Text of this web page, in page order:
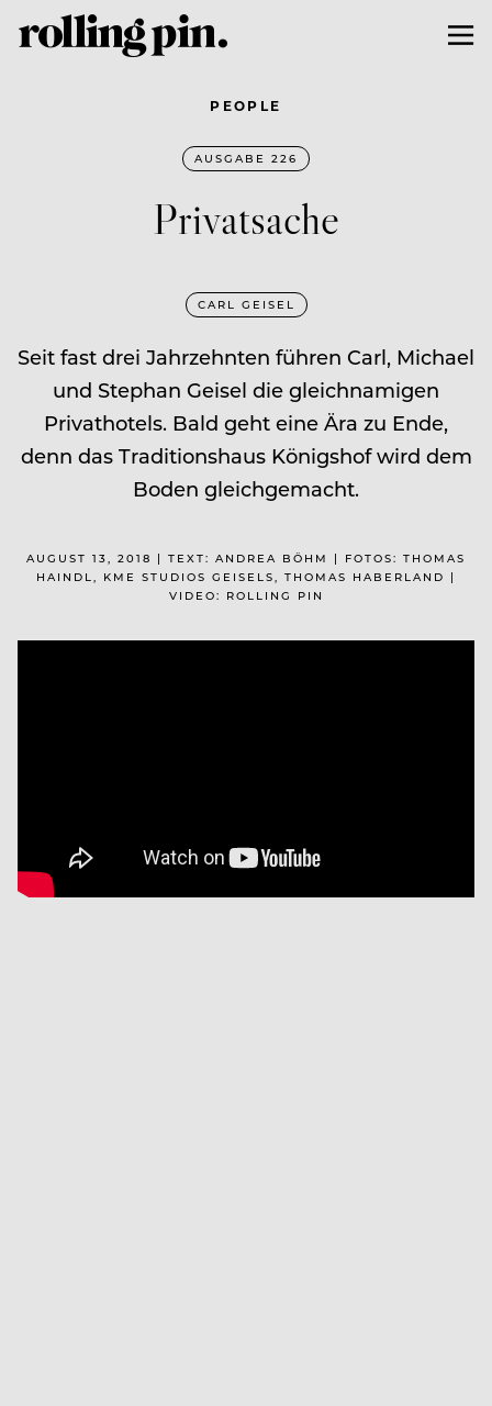
PEOPLE
AUSGABE 226
Privatsache
CARL GEISEL
Seit fast drei Jahrzehnten führen Carl, Michael
und Stephan Geisel die gleichnamigen
Privathotels. Bald geht eine Ära zu Ende,
denn das Traditionshaus Königshof wird dem
Boden gleichgemacht.
AUGUST 13, 2018 | TEXT: ANDREA BÖHM | FOTOS: THOMAS
HAINDL, KME STUDIOS GEISELS, THOMAS HABERLAND |
VIDEO: ROLLING PIN